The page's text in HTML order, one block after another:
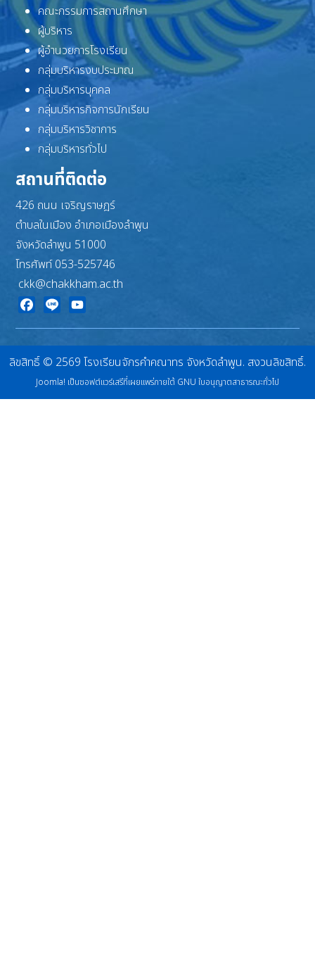
คณะกรรมการสถานศึกษา
ผู้บริหาร
ผู้อำนวยการโรงเรียน
กลุ่มบริหารงบประมาณ
กลุ่มบริหารบุคคล
กลุ่มบริหารกิจการนักเรียน
กลุ่มบริหารวิชาการ
กลุ่มบริหารทั่วไป
สถานที่ติดต่อ
426 ถนน เจริญราษฎร์
ตำบลในเมือง อำเภอเมืองลำพูน
จังหวัดลำพูน 51000
โทรศัพท์ 053-525746
ckk@chakkham.ac.th
ลิขสิทธิ์ © 2569 โรงเรียนจักรคำคณาทร จังหวัดลำพูน. สงวนลิขสิทธิ์.
Joomla! เป็นซอฟต์แวร์เสรีที่เผยแพร่ภายใต้ GNU ใบอนุญาตสาธารณะทั่วไป